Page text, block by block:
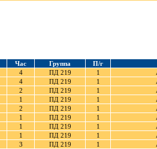
Час Группа
П/г
4 ПД 219 1
4 ПД 219 1
2 ПД 219 1
1 ПД 219 1
2 ПД 219 1
1 ПД 219 1
1 ПД 219 1
1 ПД 219 1
3 ПД 219 1